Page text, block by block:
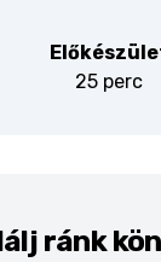
25 perc
ránk